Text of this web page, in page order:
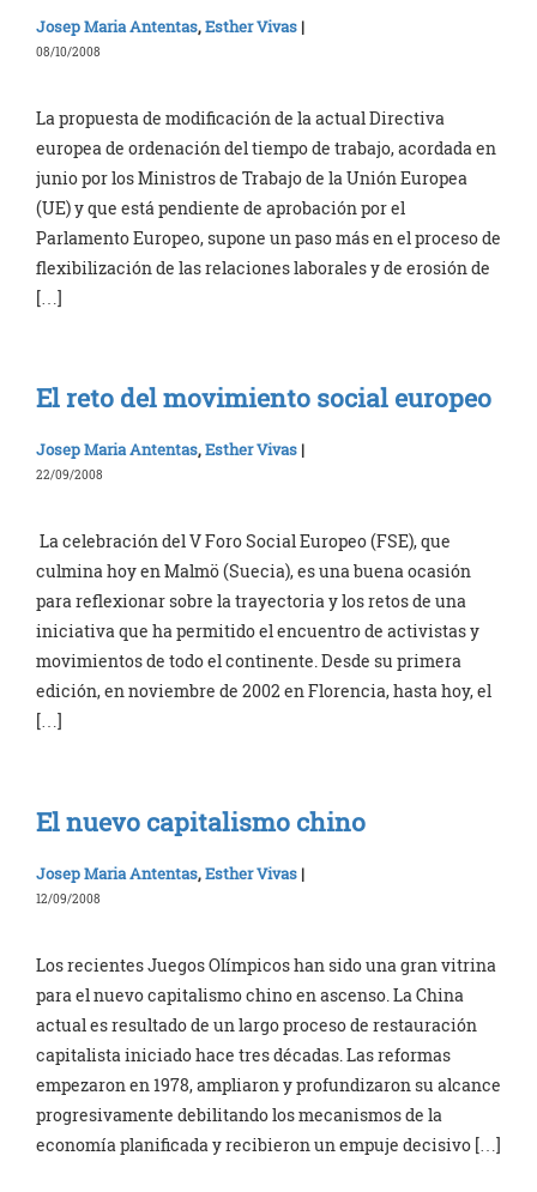
Josep Maria Antentas,Esther Vivas |
08/10/2008
La propuesta de modificación de la actual Directiva
europea de ordenación del tiempo de trabajo, acordada en
junio por los Ministros de Trabajo de la Unión Europea
(UE) y que está pendiente de aprobación por el
Parlamento Europeo, supone un paso más en el proceso de
flexibilización de las relaciones laborales y de erosión de
[…]
El reto del movimiento social europeo
Josep Maria Antentas,Esther Vivas |
22/09/2008
La celebración del V Foro Social Europeo (FSE), que
culmina hoy en Malmö (Suecia), es una buena ocasión
para reflexionar sobre la trayectoria y los retos de una
iniciativa que ha permitido el encuentro de activistas y
movimientos de todo el continente. Desde su primera
edición, en noviembre de 2002 en Florencia, hasta hoy, el
[…]
El nuevo capitalismo chino
Josep Maria Antentas,Esther Vivas |
12/09/2008
Los recientes Juegos Olímpicos han sido una gran vitrina
para el nuevo capitalismo chino en ascenso. La China
actual es resultado de un largo proceso de restauración
capitalista iniciado hace tres décadas. Las reformas
empezaron en 1978, ampliaron y profundizaron su alcance
progresivamente debilitando los mecanismos de la
economía planificada y recibieron un empuje decisivo […]